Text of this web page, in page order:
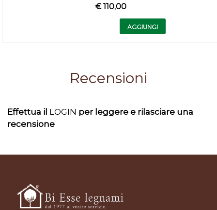
€ 110,00
Quantità
AGGIUNGI
Recensioni
Effettua il LOGIN per leggere e rilasciare una
recensione